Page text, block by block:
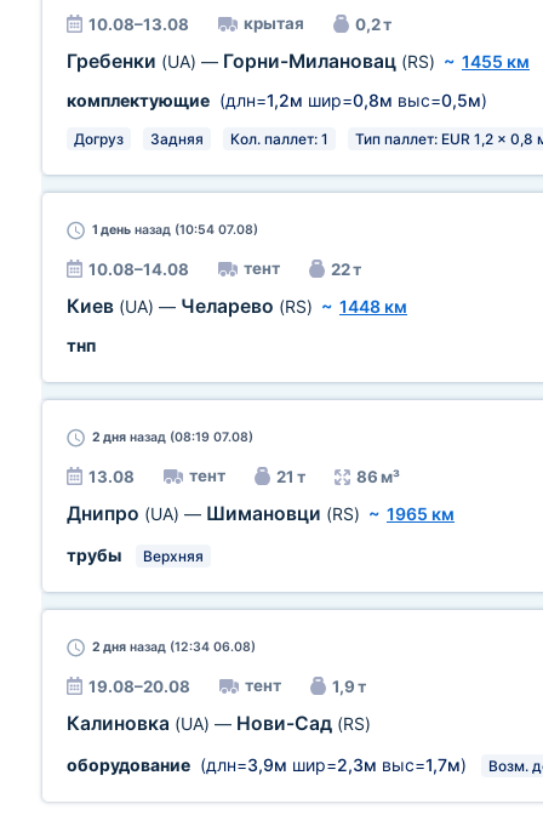
10.08–13.08 крытая 0,2 т
Гребенки (UA) — Горни-Милановац (RS) ~ 1455 км
комплектующие (длн=1,2м шир=0,8м выс=0,5м)
Догруз Задняя Кол. паллет: 1 Тип паллет: EUR 1,2 x 0,8
1 день назад (10:54 07.08)
10.08–14.08 тент 22 т
Киев (UA) — Челарево (RS) ~ 1448 км
тнп
2 дня назад (08:19 07.08)
13.08 тент 21 т 86 м³
Днипро (UA) — Шимановци (RS) ~ 1965 км
трубы
Верхняя
2 дня назад (12:34 06.08)
19.08–20.08 тент 1,9 т
Калиновка (UA) — Нови-Сад (RS)
оборудование (длн=3,9м шир=2,3м выс=1,7м) Возм.